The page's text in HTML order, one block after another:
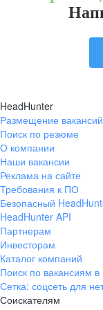
HeadHunter
Размещение вакансий
Поиск по резюме
О компании
Наши вакансии
Реклама на сайте
Требования к ПО
Безопасный
HeadHunter API
Партнерам
Инвесторам
Каталог компаний
Поиск по вакансиям в
Сетка: соцсеть для
Соискателям